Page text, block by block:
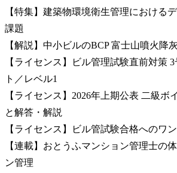
【特集】建築物環境衛生管理における
課題
【解説】中小ビルのBCP 富士山噴火降
【ライセンス】ビル管理試験直前対策
ト／レベル1
【ライセンス】2026年上期公表 二級ボ
と解答・解説
【ライセンス】ビル管試験合格へのワ
【連載】おとうふマンション管理士の
ン管理